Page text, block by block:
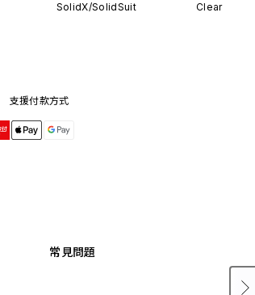
SolidX/SolidSuit Clear
支援付款方式
常見問題